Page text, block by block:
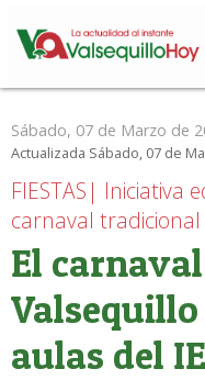
Sábado, 07 de Marzo de
Actualizada Sábado, 07 de
FIESTAS| Iniciativa
carnaval
El
Valsequillo
aulas del